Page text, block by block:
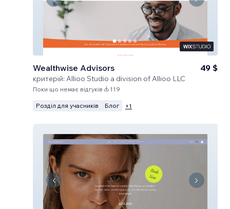
Wealthwise Advisors
критерій: Allioo Studio a division of Allioo LLC
49 $
Поки що немає відгуків 119
Розділ для учасників Блог +1